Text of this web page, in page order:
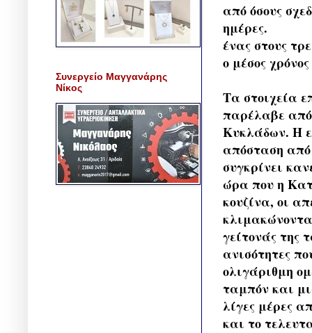
από όσους
ημέρες.
ένας στους
ο μέσος
Τα στοιχεία
παρέλαβε από
Κυκλάδων. Η
απόσταση από
συγκρίνει
ώρα που η
κουζίνα, οι
γείτονάς της
ανισότητες
ολιγάριθμη
ταμπόν και
λίγες μέρες
και το
Συνεργείο Μαγγανάρης
Νίκος